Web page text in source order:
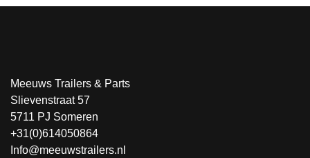
Meeuws Trailers & Parts
Slievenstraat 57
5711 PJ Someren
+31(0)614050864
Info@meeuwstrailers.nl